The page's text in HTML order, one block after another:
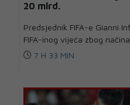
20 mlrd.
Predsjednik FIFA-e Gianni
FIFA-inog vijeća zbog
7 H 33 MIN